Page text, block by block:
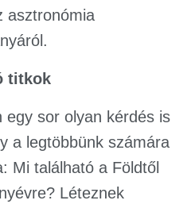
asztronómia
titkok
egy sor olyan kérdés is
a legtöbbünk számára
Mi található a Földtől
Léteznek